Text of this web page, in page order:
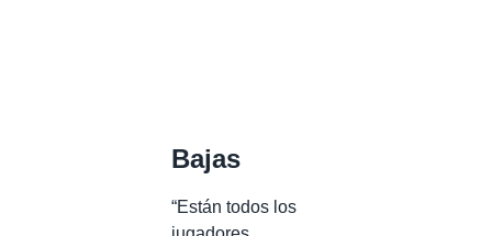
Bajas
“Están todos los